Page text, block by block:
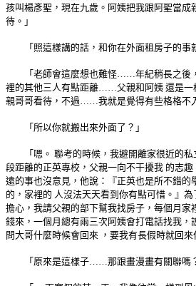
孩叫楊彥聖，現在九歲。阿姨把我跟阿聖當成
待。」
「照這樣講的話，和你在外面租房子的事
「老師會這麼想也難怪……年紀稍長之後
裡的其他三人有點距離……父親和阿姨 還是一
親哥哥看待，不過……我就是覺得有些格格不
「所以你就搬出來外面了？」
「嗯。 聯考的時候，我避開離家很近的
段距離的正英專校，父親一向不干擾我 的志
遠的事也沒意見，他說：『正英也是所不錯的
的，家裡的 人沒法天天看到你有點可惜。』
擔心，我請父親的部下幫我找房子，每個月家
錢來，一個月總有兩三次阿姨會打電話找我，
問大哥什麼時候會回來 ，要我有長假時就回來
「原來是這樣子……那跟畫漫畫有關聯嗎